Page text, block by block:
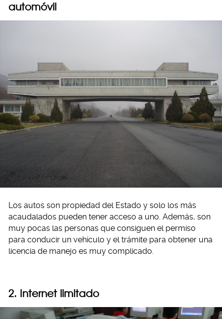
automóvil
Los autos son propiedad del Estado y solo los más
acaudalados pueden tener acceso a uno. Además, son
muy pocas las personas que consiguen el permiso
para conducir un vehículo y el trámite para obtener una
licencia de manejo es muy complicado.
2. Internet limitado